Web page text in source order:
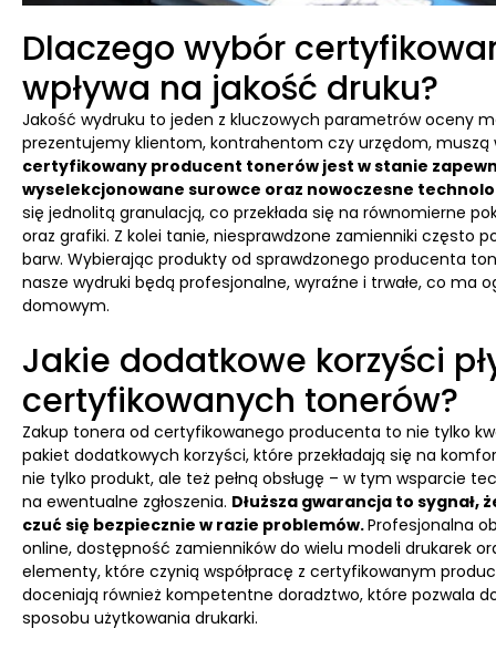
Dlaczego wybór
wpływa na jakość druku?
Jakość wydruku to jeden z kluczowych parametrów oceny
prezentujemy klientom, kontrahentom czy urzędom,
certyfikowany producent tonerów jest w stanie
wyselekcjonowane surowce oraz nowoczesne
się jednolitą granulacją, co przekłada się na równomierne
oraz grafiki. Z kolei tanie, niesprawdzone zamienniki często
barw. Wybierając produkty od sprawdzonego producenta
nasze wydruki będą profesjonalne, wyraźne i trwałe, co ma
domowym.
Jakie dodatkowe korzyści
certyfikowanych tonerów?
Zakup tonera od certyfikowanego producenta to nie tylko
pakiet dodatkowych korzyści, które przekładają się na
nie tylko produkt, ale też pełną obsługę – w tym wsparcie
na ewentualne zgłoszenia. Dłuższa gwarancja to
czuć się bezpiecznie w razie problemów.Profesjonalna
online, dostępność zamienników do wielu modeli drukarek
elementy, które czynią współpracę z certyfikowanym
doceniają również kompetentne doradztwo, które pozwala
sposobu użytkowania drukarki.